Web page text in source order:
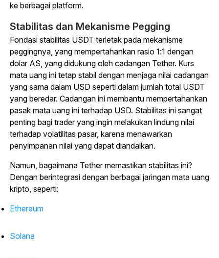
ke berbagai platform.
Stabilitas dan Mekanisme Pegging
Fondasi stabilitas USDT terletak pada mekanisme
peggingnya, yang mempertahankan rasio 1:1 dengan
dolar AS, yang didukung oleh cadangan Tether. Kurs
mata uang ini tetap stabil dengan menjaga nilai cadangan
yang sama dalam USD seperti dalam jumlah total USDT
yang beredar. Cadangan ini membantu mempertahankan
pasak mata uang ini terhadap USD. Stabilitas ini sangat
penting bagi trader yang ingin melakukan lindung nilai
terhadap volatilitas pasar, karena menawarkan
penyimpanan nilai yang dapat diandalkan.
Namun, bagaimana Tether memastikan stabilitas ini?
Dengan berintegrasi dengan berbagai jaringan mata uang
kripto, seperti:
Ethereum
Solana